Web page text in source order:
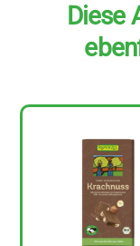
Diese